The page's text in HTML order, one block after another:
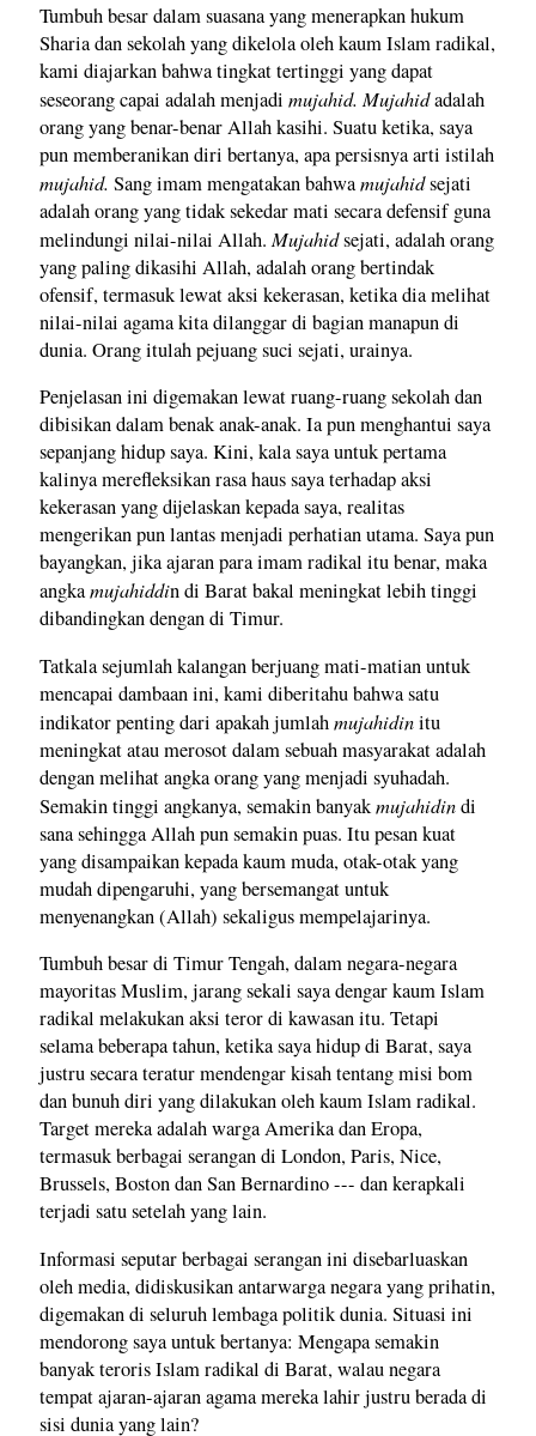
Tumbuh besar dalam suasana yang menerapkan hukum
Sharia dan sekolah yang dikelola oleh kaum Islam radikal,
kami diajarkan bahwa tingkat tertinggi yang dapat
seseorang capai adalah menjadi mujahid. Mujahidadalah
orang yang benar-benar Allah kasihi. Suatu ketika, saya
pun memberanikan diri bertanya, apa persisnya arti istilah
mujahid. Sang imam mengatakan bahwamujahidsejati
adalah orang yang tidak sekedar mati secara defensif guna
melindungi nilai-nilai Allah.Mujahidsejati, adalah orang
yang paling dikasihi Allah, adalah orang bertindak
ofensif, termasuk lewat aksi kekerasan, ketika dia melihat
nilai-nilai agama kita dilanggar di bagian manapun di
dunia. Orang itulah pejuang suci sejati, urainya.
Penjelasan ini digemakan lewat ruang-ruang sekolah dan
dibisikan dalam benak anak-anak. Ia pun menghantui saya
sepanjang hidup saya. Kini, kala saya untuk pertama
kalinya merefleksikan rasa haus saya terhadap aksi
kekerasan yang dijelaskan kepada saya, realitas
mengerikan pun lantas menjadi perhatian utama. Saya pun
bayangkan, jika ajaran para imam radikal itu benar, maka
angkamujahiddin di Barat bakal meningkat lebih tinggi
dibandingkan dengan di Timur.
Tatkala sejumlah kalangan berjuang mati-matian untuk
mencapai dambaan ini, kami diberitahu bahwa satu
indikator penting dari apakah jumlahmujahidinitu
meningkat atau merosot dalam sebuah masyarakat adalah
dengan melihat angka orang yang menjadi syuhadah.
Semakin tinggi angkanya, semakin banyakmujahidindi
sana sehingga Allah pun semakin puas. Itu pesan kuat
yang disampaikan kepada kaum muda, otak-otak yang
mudah dipengaruhi, yang bersemangat untuk
menyenangkan (Allah) sekaligus mempelajarinya.
Tumbuh besar di Timur Tengah, dalam negara-negara
mayoritas Muslim, jarang sekali saya dengar kaum Islam
radikal melakukan aksi teror di kawasan itu. Tetapi
selama beberapa tahun, ketika saya hidup di Barat, saya
justru secara teratur mendengar kisah tentang misi bom
dan bunuh diri yang dilakukan oleh kaum Islam radikal.
Target mereka adalah warga Amerika dan Eropa,
termasuk berbagai serangan di London, Paris, Nice,
Brussels, Boston dan San Bernardino --- dan kerapkali
terjadi satu setelah yang lain.
Informasi seputar berbagai serangan ini disebarluaskan
oleh media, didiskusikan antarwarga negara yang prihatin,
digemakan di seluruh lembaga politik dunia. Situasi ini
mendorong saya untuk bertanya: Mengapa semakin
banyak teroris Islam radikal di Barat, walau negara
tempat ajaran-ajaran agama mereka lahir justru berada di
sisi dunia yang lain?